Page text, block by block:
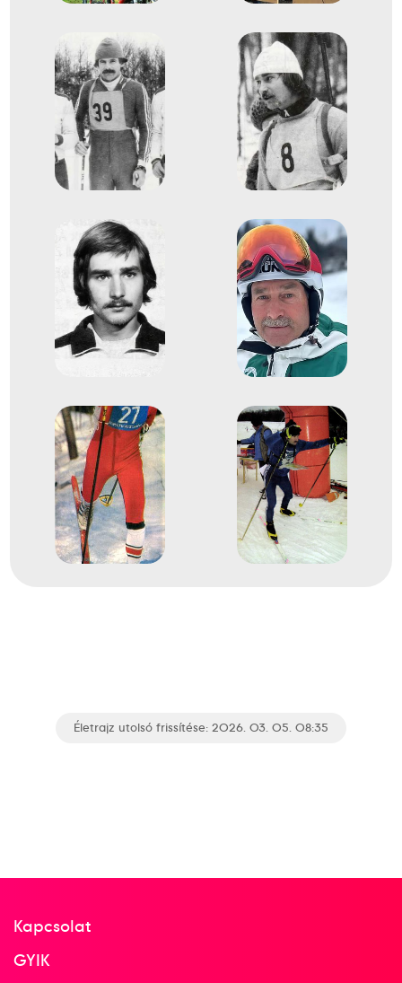
Életrajz utolsó frissítése: 2026. 03. 05. 08:35
Kapcsolat
GYIK